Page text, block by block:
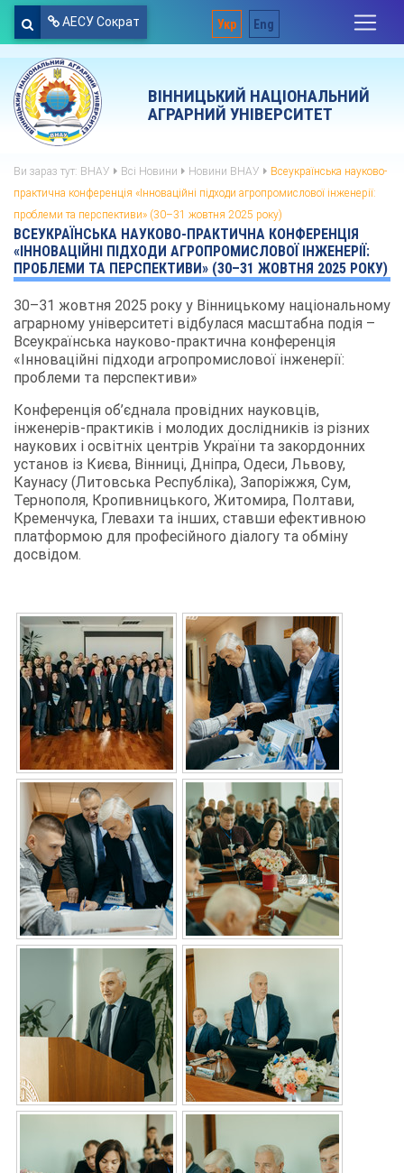
АЕСУ Сократ Укр Eng
ВІННИЦЬКИЙ НАЦІОНАЛЬНИЙ
АГРАРНИЙ УНІВЕРСИТЕТ
Ви зараз тут: ВНАУ Всі Новини Новини ВНАУ
Всеукраїнська науково-
практична конференція «Інноваційні підходи агропромислової інженерії:
проблеми та перспективи» (30–31 жовтня 2025 року)
ВСЕУКРАЇНСЬКА НАУКОВО-ПРАКТИЧНА КОНФЕРЕНЦІЯ
«ІННОВАЦІЙНІ ПІДХОДИ АГРОПРОМИСЛОВОЇ ІНЖЕНЕРІЇ:
ПРОБЛЕМИ ТА ПЕРСПЕКТИВИ» (30–31 ЖОВТНЯ 2025 РОКУ)
30–31 жовтня 2025 року у Вінницькому національному
аграрному університеті відбулася масштабна подія –
Всеукраїнська науково-практична конференція
«Інноваційні підходи агропромислової інженерії:
проблеми та перспективи»
Конференція об’єднала провідних науковців,
інженерів-практиків і молодих дослідників із різних
наукових і освітніх центрів України та закордонних
установ із Києва, Вінниці, Дніпра, Одеси, Львову,
Каунасу (Литовська Республіка), Запоріжжя, Сум,
Тернополя, Кропивницького, Житомира, Полтави,
Кременчука, Глевахи та інших, ставши ефективною
платформою для професійного діалогу та обміну
досвідом.